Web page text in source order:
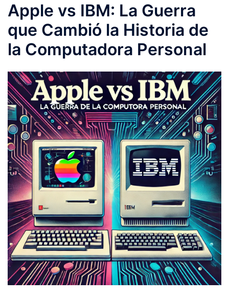
Apple vs IBM: La Guerra
que Cambió la Historia de
la Computadora Personal